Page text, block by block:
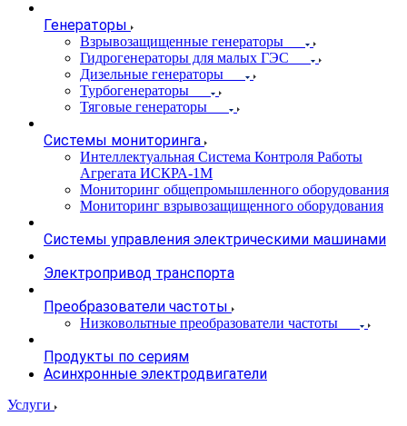
Генераторы
Взрывозащищенные генераторы
Гидрогенераторы для малых ГЭС
Дизельные генераторы
Турбогенераторы
Тяговые генераторы
Системы мониторинга
Интеллектуальная Система Контроля Работы
Агрегата ИСКРА-1М
Мониторинг общепромышленного оборудования
Мониторинг взрывозащищенного оборудования
Системы управления электрическими машинами
Электропривод транспорта
Преобразователи частоты
Низковольтные преобразователи частоты
Продукты по сериям
Асинхронные электродвигатели
Услуги